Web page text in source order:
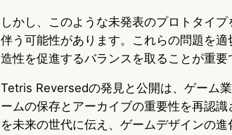
しかし、このような未発表のプロトタイ
伴う可能性があります。これらの問題を
造性を促進するバランスを取ることが重要
Tetris Reversedの発見と公開は、ゲーム
ームの保存とアーカイブの重要性を再認
を未来の世代に伝え、ゲームデザインの